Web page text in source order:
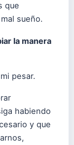
que
sueño.
la manera
pesar.
habiendo
y que